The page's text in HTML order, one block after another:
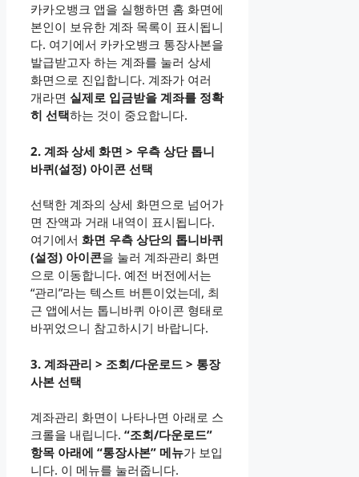
카카오뱅크 앱을 실행하면 홈 화면에
본인이 보유한 계좌 목록이 표시됩니
다. 여기에서 카카오뱅크 통장사본을
발급받고자 하는 계좌를 눌러 상세
화면으로 진입합니다. 계좌가 여러
개라면 실제로 입금받을 계좌를 정확
히 선택하는 것이 중요합니다.
2. 계좌 상세 화면 > 우측 상단 톱니
바퀴(설정) 아이콘 선택
선택한 계좌의 상세 화면으로 넘어가
면 잔액과 거래 내역이 표시됩니다.
여기에서 화면 우측 상단의 톱니바퀴
(설정) 아이콘을 눌러 계좌관리 화면
으로 이동합니다. 예전 버전에서는
“관리”라는 텍스트 버튼이었는데, 최
근 앱에서는 톱니바퀴 아이콘 형태로
바뀌었으니 참고하시기 바랍니다.
3. 계좌관리 > 조회/다운로드 > 통장
사본 선택
계좌관리 화면이 나타나면 아래로 스
크롤을 내립니다. “조회/다운로드”
항목 아래에 “통장사본” 메뉴가 보입
니다. 이 메뉴를 눌러줍니다.